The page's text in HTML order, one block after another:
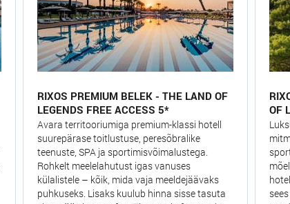
RIXOS PREMIUM BELEK - THE LAND OF
LEGENDS FREE ACCESS 5*
Avara territooriumiga premium-klassi hotell
suurepärase toitlustuse, peresõbralike
teenuste, SPA ja sportimisvõimalustega.
Rohkelt meelelahutust igas vanuses
külalistele – kõik, mida vaja meeldejäävaks
puhkuseks. Lisaks kuulub hinna sisse tasuta
OF